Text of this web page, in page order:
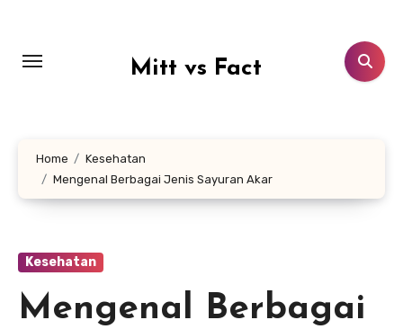
konten
Mitt vs Fact
Home
Kesehatan
Mengenal Berbagai Jenis Sayuran Akar
Kesehatan
Mengenal Berbagai